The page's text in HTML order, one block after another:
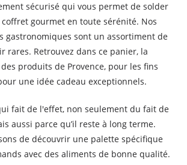
sécurisé qui vous permet de solder
gourmet en toute sérénité. Nos
gastronomiques sont un assortiment de
rares. Retrouvez dans ce panier, la
produits de Provence, pour les fins
une idée cadeau exceptionnels.
fait de l'effet, non seulement du fait de
aussi parce qu’il reste à long terme.
de découvrir une palette spécifique
avec des aliments de bonne qualité.